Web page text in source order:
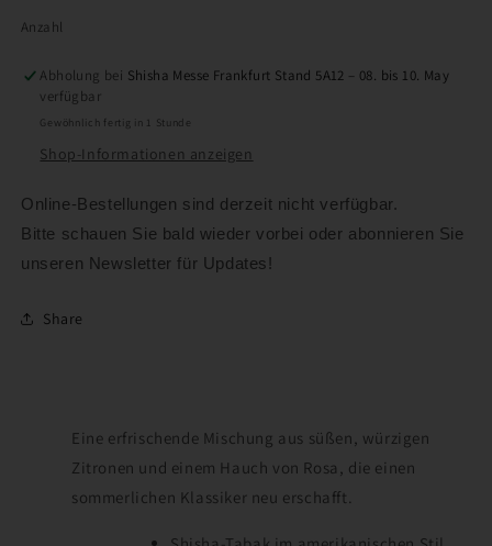
Anzahl
Abholung bei Shisha Messe Frankfurt Stand 5A12 – 08. bis 10. May
verfügbar
Gewöhnlich fertig in 1 Stunde
Shop-Informationen anzeigen
Online-Bestellungen sind derzeit nicht verfügbar.
Bitte schauen Sie bald wieder vorbei oder abonnieren Sie
unseren Newsletter für Updates!
Share
Eine erfrischende Mischung aus süßen, würzigen
Zitronen und einem Hauch von Rosa, die einen
sommerlichen Klassiker neu erschafft.